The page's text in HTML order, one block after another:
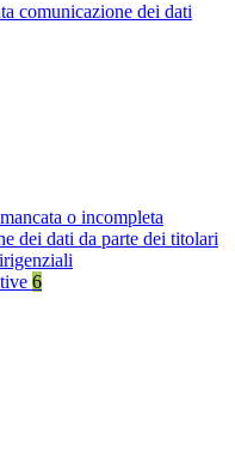
comunicazione dei dati
o incompleta
dei dati da parte dei titolari
6